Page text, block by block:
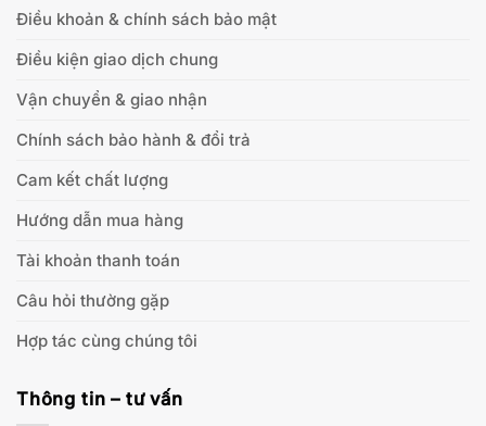
Điều khoản & chính sách bảo mật
Điều kiện giao dịch chung
Vận chuyển & giao nhận
Chính sách bảo hành & đổi trả
Cam kết chất lượng
Hướng dẫn mua hàng
Tài khoản thanh toán
Câu hỏi thường gặp
Hợp tác cùng chúng tôi
Thông tin – tư vấn